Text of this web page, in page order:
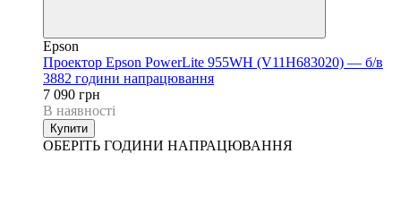
Epson
Проектор Epson PowerLite 955WH (V11H683020) — б/в
3882 години напрацювання
7 090 грн
В наявності
Купити
ОБЕРІТЬ ГОДИНИ НАПРАЦЮВАННЯ